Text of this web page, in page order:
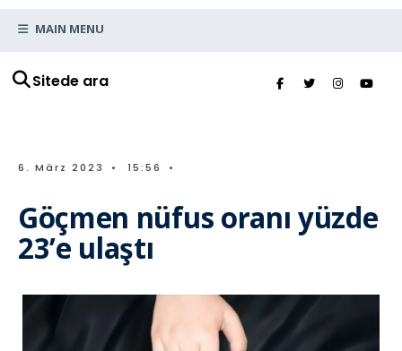
Sitede ara
MAIN MENU
6. März 2023 • 15:56 •
Göçmen nüfus oranı yüzde
23’e ulaştı